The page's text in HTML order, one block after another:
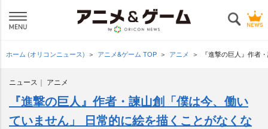
ホーム (オリコンニュース) アニメ&ゲーム TOP アニメ 『進撃の巨人』作者
ニュース アニメ
『進撃の巨人』作者・諫山創「僕は今、働い
ていません」 日常的に絵を描くことがなくな